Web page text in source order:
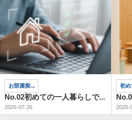
お部屋探...
No.02初めての一人暮らしで...
2026-07-26
初め
2026-